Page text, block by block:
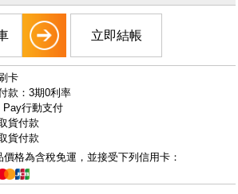
立即結帳
卡
款：3期0利率
Pay行動支付
貨付款
貨付款
格為含稅免運，並接受下列信用卡：